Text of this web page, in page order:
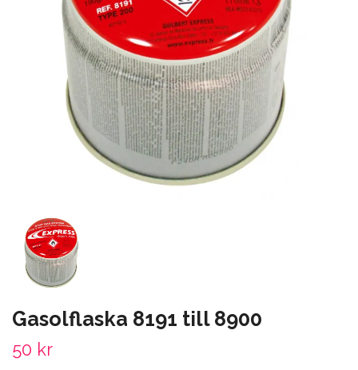
Gasolflaska 8191 till 8900
50 kr